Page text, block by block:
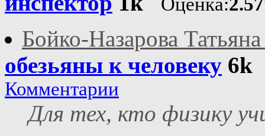
Оценка:
Бойко-Назарова
обезьяны к человеку 6k
Комментарии
Для тех, кто физику